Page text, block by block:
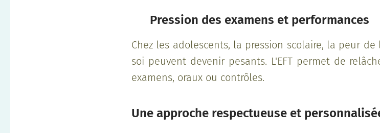
Pression des examens et performances
Chez les adolescents, la pression scolaire, la peur
soi peuvent devenir pesants. L'EFT permet de
examens, oraux ou contrôles.
Une approche respectueuse et